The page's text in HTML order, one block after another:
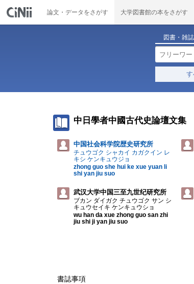
論文・データをさがす 大学図書館の本をさがす
図書・雑
中日學者中國古代史論壇文集
中国社会科学院歴史研究所
チュウゴク シャカイ カガクイン レ
キシ ケンキュウジョ
zhong guo she hui ke xue yuan li
shi yan jiu suo
武汉大学中国三至九世纪研究所
ブカン ダイガク チュウゴク サン シ
キュウセイキ ケンキュウショ
wu han da xue zhong guo san zhi
jiu shi ji yan jiu suo
書誌事項